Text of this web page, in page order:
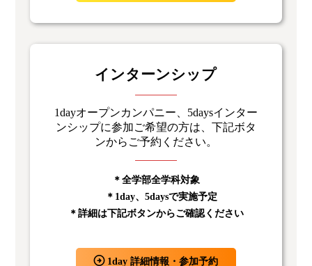
インターンシップ
1dayオープンカンパニー、5daysインター
ンシップに参加ご希望の方は、下記ボタ
ンからご予約ください。
＊全学部全学科対象
＊1day、5daysで実施予定
＊詳細は下記ボタンからご確認ください
1day 詳細情報・参加予約